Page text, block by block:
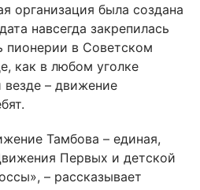
организация была создана
навсегда закрепилась
пионерии в Советском
как в любом уголке
– движение
Тамбова – единая,
Первых и детской
– рассказывает